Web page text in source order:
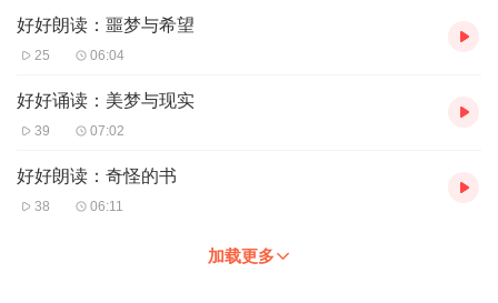
好好朗读：噩梦与希望
25 06:04
好好诵读：美梦与现实
39 07:02
好好朗读：奇怪的书
38 06:11
加载更多